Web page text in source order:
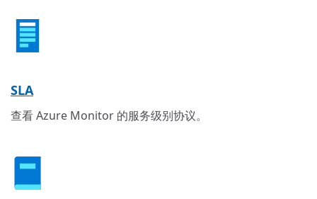
SLA
查看 Azure Monitor 的服务级别协议。